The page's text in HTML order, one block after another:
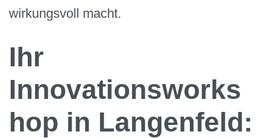
wirkungsvoll macht.
Ihr
Innovationsworks
hop in Langenfeld: